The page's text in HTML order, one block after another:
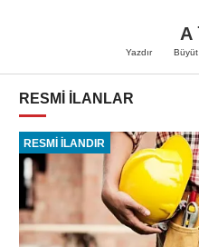
Yazdır
A
Büyüt
RESMİ İLANLAR
RESMİ İLANDIR